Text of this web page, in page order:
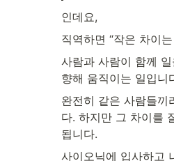
인데요,
직역하면 “작은 차이
사람과 사람이 함께
향해 움직이는 일입니
완전히 같은 사람들끼
다. 하지만 그 차이를
됩니다.
사이오닉에 입사하고